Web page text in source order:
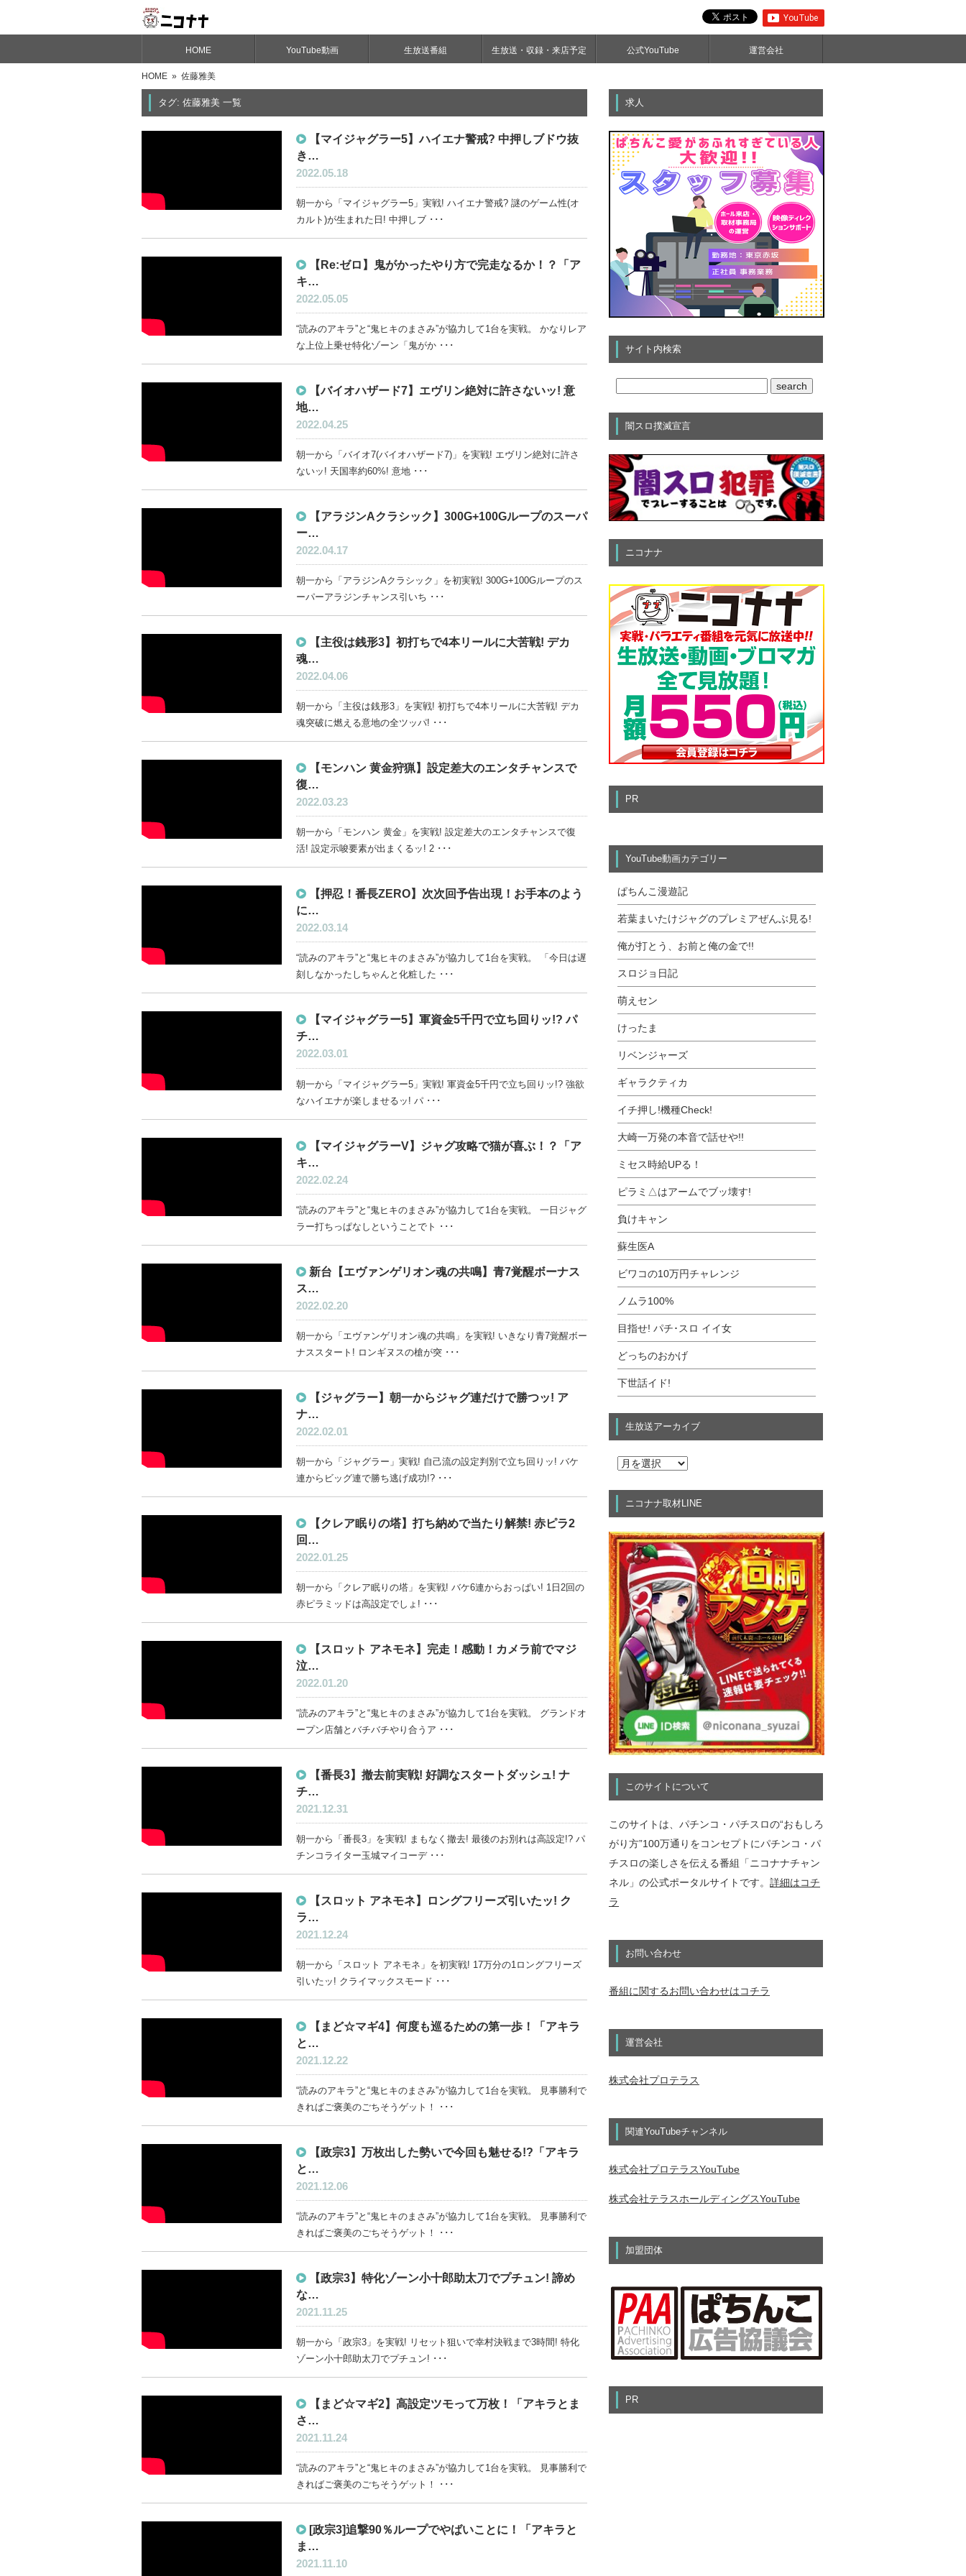
HOME YouTube動画 生放送番組 生放送・収録・来店予定 公式YouTube 運営会社
HOME » 佐藤雅美
タグ: 佐藤雅美 一覧
【マイジャグラー5】ハイエナ警戒? 中押しブドウ抜
き…
2022.05.18
朝一から「マイジャグラー5」実戦! ハイエナ警戒? 謎のゲーム性(オ
カルト)が生まれた日! 中押しブ ･･･
【Re:ゼロ】鬼がかったやり方で完走なるか！？「ア
キ…
2022.05.05
“読みのアキラ”と“鬼ヒキのまさみ”が協力して1台を実戦。 かなりレア
な上位上乗せ特化ゾーン「鬼がか ･･･
【バイオハザード7】エヴリン絶対に許さないッ! 意
地…
2022.04.25
朝一から「バイオ7(バイオハザード7)」を実戦! エヴリン絶対に許さ
ないッ! 天国率約60%! 意地 ･･･
【アラジンAクラシック】300G+100Gループのスーパ
ー…
2022.04.17
朝一から「アラジンAクラシック」を初実戦! 300G+100Gループのス
ーパーアラジンチャンス引いち ･･･
【主役は銭形3】初打ちで4本リールに大苦戦! デカ
魂…
2022.04.06
朝一から「主役は銭形3」を実戦! 初打ちで4本リールに大苦戦! デカ
魂突破に燃える意地の全ツッパ! ･･･
【モンハン 黄金狩猟】設定差大のエンタチャンスで
復…
2022.03.23
朝一から「モンハン 黄金」を実戦! 設定差大のエンタチャンスで復
活! 設定示唆要素が出まくるッ! 2 ･･･
【押忍！番長ZERO】次次回予告出現！お手本のよう
に…
2022.03.14
“読みのアキラ”と“鬼ヒキのまさみ”が協力して1台を実戦。 「今日は遅
刻しなかったしちゃんと化粧した ･･･
【マイジャグラー5】軍資金5千円で立ち回りッ!? パ
チ…
2022.03.01
朝一から「マイジャグラー5」実戦! 軍資金5千円で立ち回りッ!? 強欲
なハイエナが楽しませるッ! パ ･･･
【マイジャグラーV】ジャグ攻略で猫が喜ぶ！？「ア
キ…
2022.02.24
“読みのアキラ”と“鬼ヒキのまさみ”が協力して1台を実戦。 一日ジャグ
ラー打ちっぱなしということでト ･･･
新台【エヴァンゲリオン魂の共鳴】青7覚醒ボーナス
ス…
2022.02.20
朝一から「エヴァンゲリオン魂の共鳴」を実戦! いきなり青7覚醒ボー
ナススタート! ロンギヌスの槍が突 ･･･
【ジャグラー】朝一からジャグ連だけで勝つッ! ア
ナ…
2022.02.01
朝一から「ジャグラー」実戦! 自己流の設定判別で立ち回りッ! バケ
連からビッグ連で勝ち逃げ成功!? ･･･
【クレア眠りの塔】打ち納めで当たり解禁! 赤ピラ2
回…
2022.01.25
朝一から「クレア眠りの塔」を実戦! バケ6連からおっぱい! 1日2回の
赤ピラミッドは高設定でしょ! ･･･
【スロット アネモネ】完走！感動！カメラ前でマジ
泣…
2022.01.20
“読みのアキラ”と“鬼ヒキのまさみ”が協力して1台を実戦。 グランドオ
ープン店舗とバチバチやり合うア ･･･
【番長3】撤去前実戦! 好調なスタートダッシュ! ナ
チ…
2021.12.31
朝一から「番長3」を実戦! まもなく撤去! 最後のお別れは高設定!? パ
チンコライター玉城マイコーデ ･･･
【スロット アネモネ】ロングフリーズ引いたッ! ク
ラ…
2021.12.24
朝一から「スロット アネモネ」を初実戦! 17万分の1ロングフリーズ
引いたッ! クライマックスモード ･･･
【まど☆マギ4】何度も巡るための第一歩！「アキラ
と…
2021.12.22
“読みのアキラ”と“鬼ヒキのまさみ”が協力して1台を実戦。 見事勝利で
きればご褒美のごちそうゲット！ ･･･
【政宗3】万枚出した勢いで今回も魅せる!?「アキラ
と…
2021.12.06
“読みのアキラ”と“鬼ヒキのまさみ”が協力して1台を実戦。 見事勝利で
きればご褒美のごちそうゲット！ ･･･
【政宗3】特化ゾーン小十郎助太刀でプチュン! 諦め
な…
2021.11.25
朝一から「政宗3」を実戦! リセット狙いで幸村決戦まで3時間! 特化
ゾーン小十郎助太刀でプチュン! ･･･
【まど☆マギ2】高設定ツモって万枚！「アキラとま
さ…
2021.11.24
“読みのアキラ”と“鬼ヒキのまさみ”が協力して1台を実戦。 見事勝利で
きればご褒美のごちそうゲット！ ･･･
[政宗3]追撃90％ループでやばいことに！「アキラと
ま…
2021.11.10
求人
サイト内検索
闇スロ撲滅宣言
ニコナナ
PR
YouTube動画カテゴリー
ぱちんこ漫遊記
若葉まいたけジャグのプレミアぜんぶ見る!
俺が打とう、お前と俺の金で!!
スロジョ日記
萌えセン
けったま
リベンジャーズ
ギャラクティカ
イチ押し!機種Check!
大崎一万発の本音で話せや!!
ミセス時給UPる！
ピラミ△はアームでブッ壊す!
負けキャン
蘇生医A
ビワコの10万円チャレンジ
ノムラ100%
目指せ! パチ･スロ イイ女
どっちのおかげ
下世話イド!
生放送アーカイブ
ニコナナ取材LINE
このサイトについて
このサイトは、パチンコ・パチスロの“おもしろ
がり方”100万通りをコンセプトにパチンコ・パ
チスロの楽しさを伝える番組「ニコナナチャン
ネル」の公式ポータルサイトです。 詳細はコチ
ラ
お問い合わせ
番組に関するお問い合わせはコチラ
運営会社
株式会社プロテラス
関連YouTubeチャンネル
株式会社プロテラスYouTube
株式会社テラスホールディングスYouTube
加盟団体
PR